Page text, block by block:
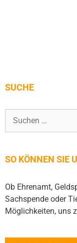
SUCHE
SO KÖNNEN SIE
Ob Ehrenamt,
Sachspende oder
Möglichkeiten, uns